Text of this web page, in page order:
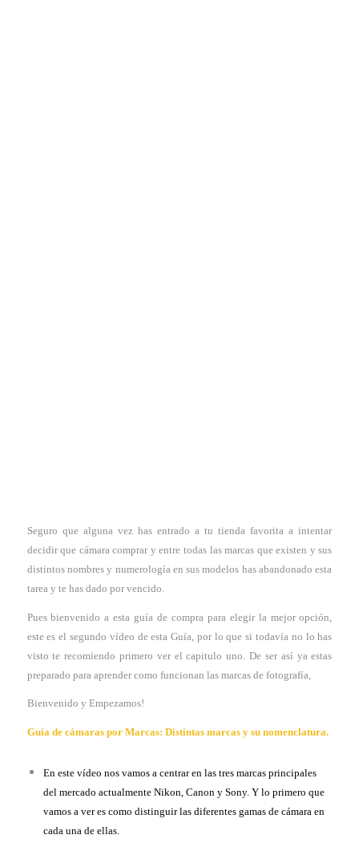
Seguro que alguna vez has entrado a tu tienda favorita a intentar
decidir que cámara comprar y entre todas las marcas que existen y sus
distintos nombres y numerología en sus modelos has abandonado esta
tarea y te has dado por vencido.
Pues bienvenido a esta guía de compra para elegir la mejor opción,
este es el segundo vídeo de esta Guía, por lo que si todavía no lo has
visto te recomiendo primero ver el capitulo uno. De ser así ya estas
preparado para aprender como funcionan las marcas de fotografía,
Bienvenido y Empezamos!
Guía de cámaras por Marcas: Distintas marcas y su nomenclatura.
En este vídeo nos vamos a centrar en las tres marcas principales
del mercado actualmente Nikon, Canon y Sony. Y lo primero que
vamos a ver es como distinguir las diferentes gamas de cámara en
cada una de ellas.